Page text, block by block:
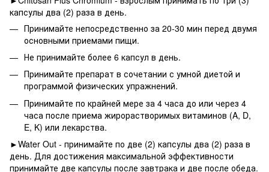
капсулы два (2) раза в день.
Принимайте непосредственно за 20-30 мин перед двумя
основными приемами пищи.
Не принимайте более 6 капсул в день.
Принимайте препарат в сочетании с умной диетой и
программой физических упражнений.
Принимайте по крайней мере за 4 часа до или через 4
часа после приема жирорастворимых витаминов (A, D,
E, K) или лекарства.
►Water Out - принимайте по две (2) капсулы два (2) раза в
день. Для достижения максимальной эффективности
принимайте две капсулы после завтрака и две после обеда.